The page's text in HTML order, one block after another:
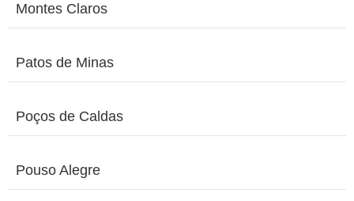
Montes Claros
Patos de Minas
Poços de Caldas
Pouso Alegre